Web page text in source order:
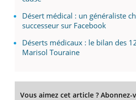
Désert médical : un généraliste
successeur sur Facebook
Déserts médicaux : le bilan des
Marisol Touraine
Vous aimez cet article ?